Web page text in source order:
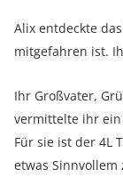
Alix entdeckte
mitgefahren ist.
Ihr Großvater,
vermittelte ihr ein
Für sie ist der 4L
etwas Sinnvollem